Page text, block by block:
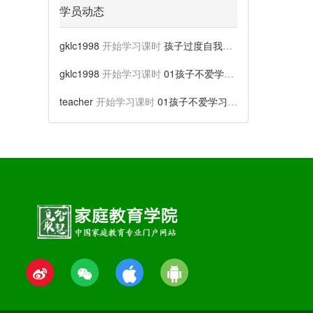
学员动态
gklc1998 开始学习课时 孩子过度自我怎么办
gklc1998 开始学习课时 01孩子不爱学习怎么办？
teacher开始学习课时 01孩子不爱学习怎么办？